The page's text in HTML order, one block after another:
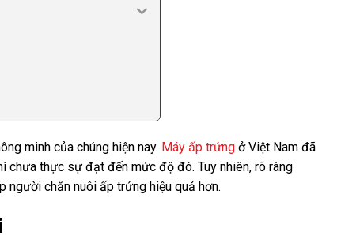
minh của chúng hiện nay. Máy ấp trứng ở Việt Nam đã
chưa thực sự đạt đến mức độ đó. Tuy nhiên, rõ ràng
chăn nuôi ấp trứng hiệu quả hơn.